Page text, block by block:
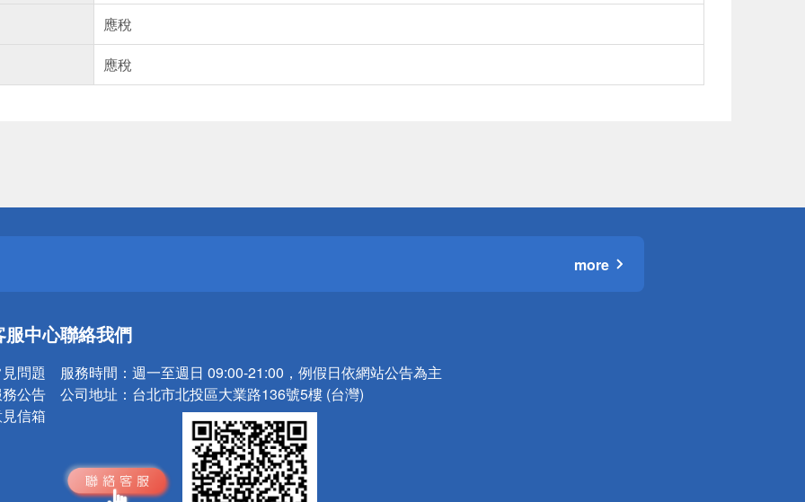
應稅
應稅
小心！
小心！
more
服中心
問題
公告
信箱
聯絡我們
服務時間： 週一至週日 09:00-21:00，例假日依網站公告為主
公司地址： 台北市北投區大業路136號5樓 (台灣)